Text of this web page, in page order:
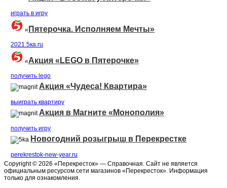
играть в игру
« Пятерочка. Исполняем Мечты»
2021.5ка.ru
«Акция «LEGO в Пятерочке»
получить lego
Акция «Чудеса! Квартира»
выиграть квартиру
Акция в Магните «Монополия»
получить игру
Новогодний розыгрыш в Перекрестке
perekrestok-new-year.ru
Copyright © 2026 «Перекресток» — Справочная. Сайт не является
официальным ресурсом сети магазинов «Перекресток». Информация
только для ознакомления.